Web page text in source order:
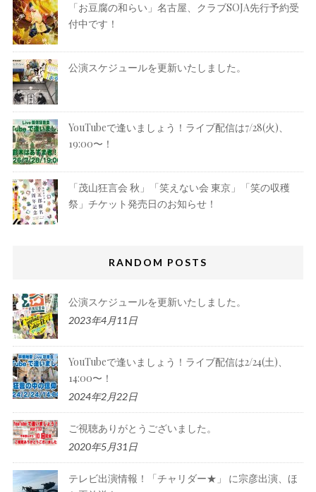
「お豆腐の和らい」名古屋、クラブSOJA先行予約受
付中です！
公演スケジュールを更新いたしました。
YouTubeで逢いましょう！ライブ配信は7/28(火)、
19:00〜！
「茂山狂言会 秋」「笑えない会 東京」「笑の収穫
祭」チケット発売日のお知らせ！
RANDOM POSTS
公演スケジュールを更新いたしました。
2023年4月11日
YouTubeで逢いましょう！ライブ配信は2/24(土)、
14:00〜！
2024年2月22日
ご視聴ありがとうございました。
2020年5月31日
テレビ出演情報！「チャリダー★」 に宗彦出演、ほ